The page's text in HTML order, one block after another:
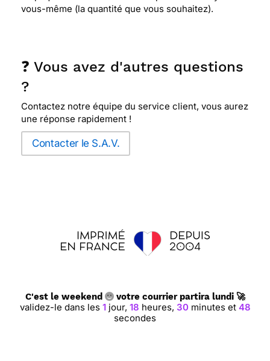
vous-même (la quantité que vous souhaitez).
❓ Vous avez d'autres questions
?
Contactez notre équipe du service client, vous aurez
une réponse rapidement !
Contacter le S.A.V.
C'est le weekend votre courrier partira lundi 🚀
validez-le dans les 1 jour, 18 heures, 30 minutes et 47
secondes